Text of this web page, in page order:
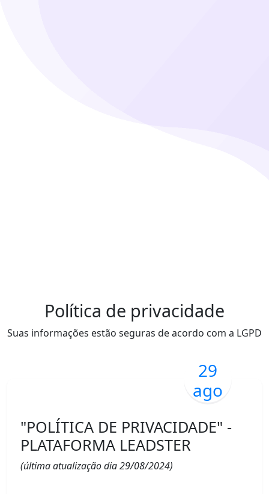
Política de privacidade
Suas informações estão seguras de acordo com a LGPD
29
ago
"POLÍTICA DE PRIVACIDADE" -
PLATAFORMA LEADSTER
(última atualização dia 29/08/2024)